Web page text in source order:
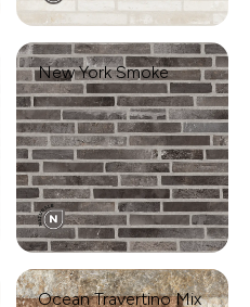
New York Smoke
Ocean Travertino Mix